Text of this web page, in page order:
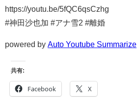
https://youtu.be/5fQC6qsCzhg
#神田沙也加 #アナ雪2 #離婚
powered by Auto Youtube Summarize
共有:
Facebook X